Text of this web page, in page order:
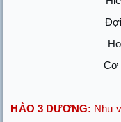
Cơ
HÀO 3 DƯƠNG: Nhu